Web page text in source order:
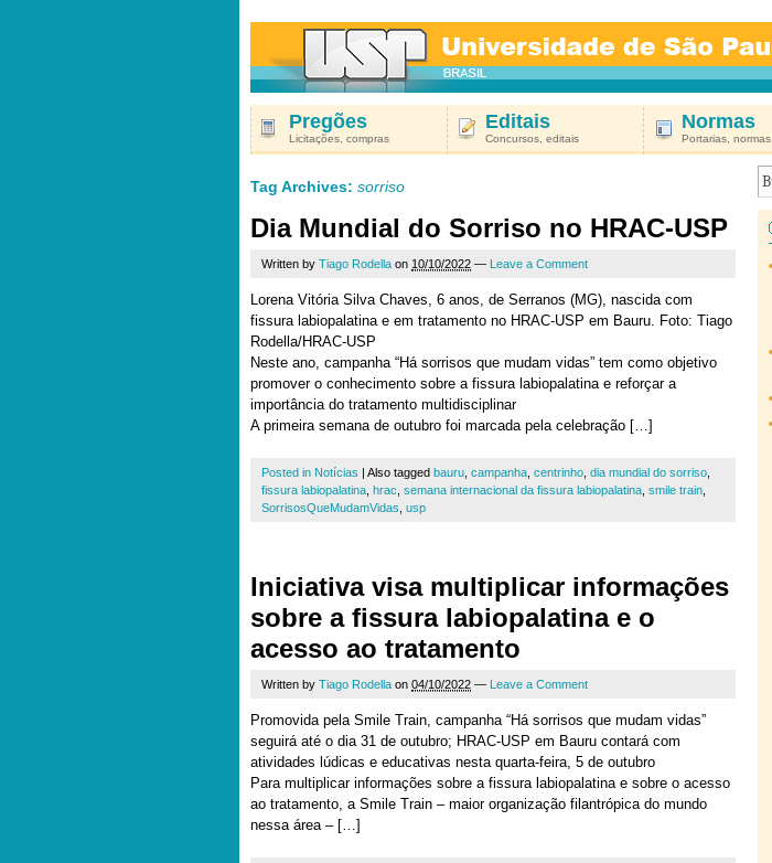
Pregões
Licitações, compras
Editais
Concursos, editais
Normas
Portarias, normas
Tag Archives: sorriso
Dia Mundial do Sorriso no HRAC-USP
Written by Tiago Rodella on 10/10/2022 — Leave a Comment
Lorena Vitória Silva Chaves, 6 anos, de Serranos (MG), nascida com
fissura labiopalatina e em tratamento no HRAC-USP em Bauru. Foto: Tiago
Rodella/HRAC-USP
Neste ano, campanha “Há sorrisos que mudam vidas” tem como objetivo
promover o conhecimento sobre a fissura labiopalatina e reforçar a
importância do tratamento multidisciplinar
A primeira semana de outubro foi marcada pela celebração […]
Posted in Notícias | Also tagged bauru campanha centrinho dia mundial do sorriso
fissura labiopalatina hrac semana internacional da fissura labiopalatina smile train
SorrisosQueMudamVidas usp
Iniciativa visa multiplicar informações
sobre a fissura labiopalatina e o
acesso ao tratamento
Written by Tiago Rodella on 04/10/2022 — Leave a Comment
Promovida pela Smile Train, campanha “Há sorrisos que mudam vidas”
seguirá até o dia 31 de outubro; HRAC-USP em Bauru contará com
atividades lúdicas e educativas nesta quarta-feira, 5 de outubro
Para multiplicar informações sobre a fissura labiopalatina e sobre o acesso
ao tratamento, a Smile Train – maior organização filantrópica do mundo
nessa área – […]